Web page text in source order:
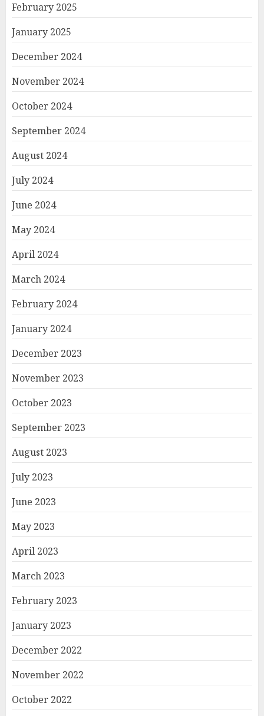
February 2025
January 2025
December 2024
November 2024
October 2024
September 2024
August 2024
July 2024
June 2024
May 2024
April 2024
March 2024
February 2024
January 2024
December 2023
November 2023
October 2023
September 2023
August 2023
July 2023
June 2023
May 2023
April 2023
March 2023
February 2023
January 2023
December 2022
November 2022
October 2022